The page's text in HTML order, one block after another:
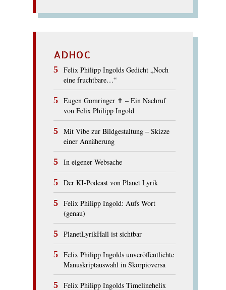
ADHOC
Felix Philipp Ingolds Gedicht „Noch
eine fruchtbare…“
Eugen Gomringer ✝︎ – Ein Nachruf
von Felix Philipp Ingold
Mit Vibe zur Bildgestaltung – Skizze
einer Annäherung
In eigener Websache
Der KI-Podcast von Planet Lyrik
Felix Philipp Ingold: Aufs Wort
(genau)
PlanetLyrikHall ist sichtbar
Felix Philipp Ingolds unveröffentlichte
Manuskriptauswahl in Skorpioversa
Felix Philipp Ingolds Timelinehelix